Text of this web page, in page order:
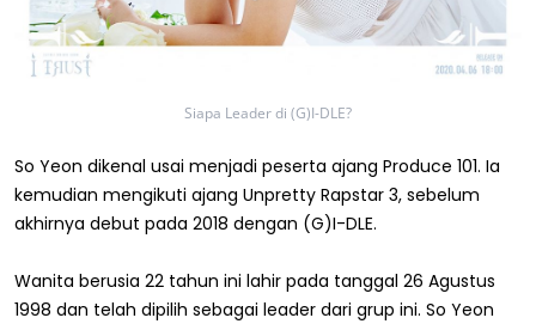
Siapa Leader di (G)I-DLE?
So Yeon dikenal usai menjadi peserta ajang Produce 101. Ia
kemudian mengikuti ajang Unpretty Rapstar 3, sebelum
akhirnya debut pada 2018 dengan (G)I-DLE.
Wanita berusia 22 tahun ini lahir pada tanggal 26 Agustus
1998 dan telah dipilih sebagai leader dari grup ini. So Yeon